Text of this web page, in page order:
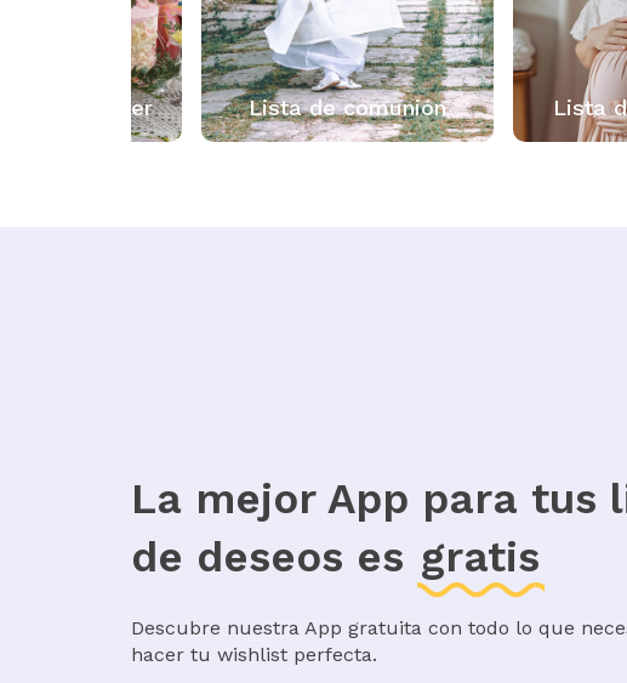
Lista de comunión Lista de nacimiento
La mejor App para tus
de deseos es gratis
Descubre nuestra App gratuita con todo lo que
hacer tu wishlist perfecta.